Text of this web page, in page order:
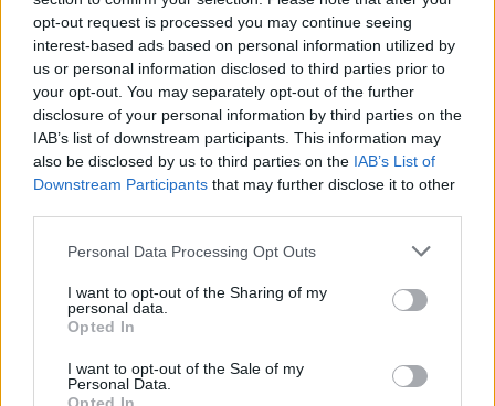
opt-out request is processed you may continue seeing
interest-based ads based on personal information utilized by
us or personal information disclosed to third parties prior to
your opt-out. You may separately opt-out of the further
disclosure of your personal information by third parties on the
IAB’s list of downstream participants. This information may
also be disclosed by us to third parties on the IAB’s List of
Downstream Participants that may further disclose it to other
Please note that this website/app uses one or more Google
not limited to your visit or usage behaviour. You may click to
grant or deny consent to Google and its third-party tags to
use your data for below specified purposes in below Google
consent section.
Personal Data Processing Opt Outs
I want to opt-out of the Sharing of my
personal data.
Opted In
I want to opt-out of the Sale of my
Personal Data.